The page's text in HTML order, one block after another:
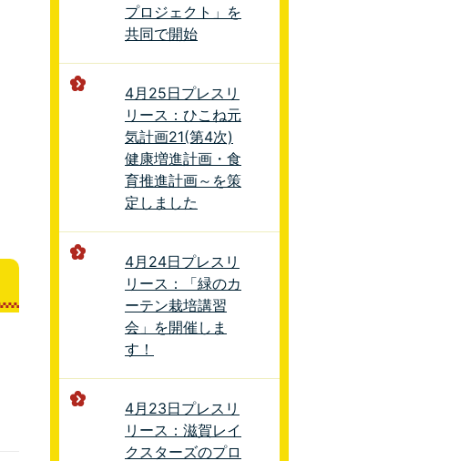
プロジェクト」を
共同で開始
4月25日プレスリ
リース：ひこね元
気計画21(第4次)
健康増進計画・食
育推進計画～を策
定しました
4月24日プレスリ
リース：「緑のカ
ーテン栽培講習
会」を開催しま
す！
4月23日プレスリ
リース：滋賀レイ
クスターズのプロ